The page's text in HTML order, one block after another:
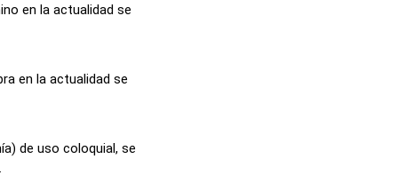
en la actualidad se
en la actualidad se
de uso coloquial, se